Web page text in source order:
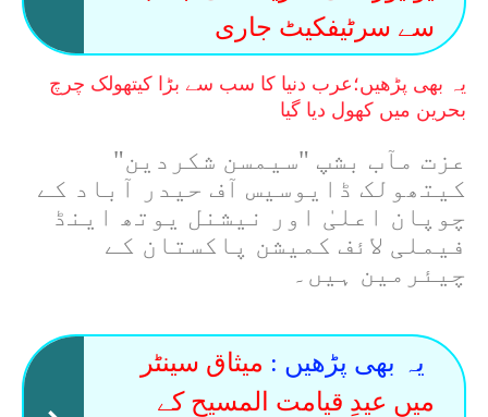
سے سرٹیفکیٹ جاری
یہ بھی پڑھیں؛ عرب دنیا کا سب سے بڑا کیتھولک چرچ
بحرین میں کھول دیا گیا
عزت مآب بشپ "سیمسن شکردین"
کیتھولک ڈایوسیس آف حیدر آباد کے
چوپان اعلیٰ اور نیشنل یوتھ اینڈ
فیملی لائف کمیشن پاکستان کے
چیئرمین ہیں۔
یہ بھی پڑھیں : میثاق سینٹر
میں عیدِ قیامت المسیح کے